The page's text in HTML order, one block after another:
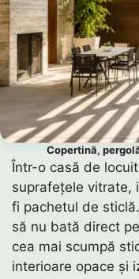
Copertină,
Într-o casă de
suprafețele vitrate,
fi pachetul de
să nu bată direct
cea mai scumpă
interioare opace și